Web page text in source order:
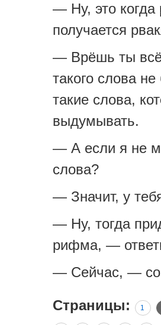
— Ну, это когда
получается
— Врёшь ты
такого слова
такие слова,
выдумывать.
— А если я не
слова?
— Значит, у
— Ну, тогда
рифма, —
— Сейчас, —
Страницы: 1